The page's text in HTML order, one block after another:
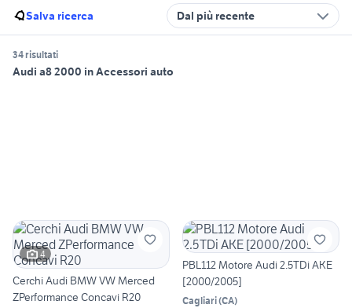
Salva ricerca Dal più recente
34 risultati
Audi a8 2000 in Accessori auto
4
Cerchi Audi BMW VW Merced
ZPerformance Concavi R20
PBL112 Motore Audi 2.5TDi AKE
[2000/2005]
Cagliari(CA)